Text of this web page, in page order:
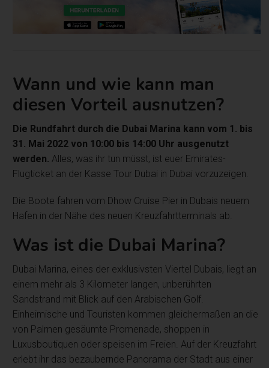
Wann und wie kann man
diesen Vorteil ausnutzen?
Die Rundfahrt durch die Dubai Marina kann vom 1. bis
31. Mai 2022 von 10:00 bis 14:00 Uhr ausgenutzt
werden. Alles, was ihr tun müsst, ist euer Emirates-
Flugticket an der Kasse Tour Dubai in Dubai vorzuzeigen.
Die Boote fahren vom Dhow Cruise Pier in Dubais neuem
Hafen in der Nähe des neuen Kreuzfahrtterminals ab.
Was ist die Dubai Marina?
Dubai Marina, eines der exklusivsten Viertel Dubais, liegt an
einem mehr als 3 Kilometer langen, unberührten
Sandstrand mit Blick auf den Arabischen Golf.
Einheimische und Touristen kommen gleichermaßen an die
von Palmen gesäumte Promenade, shoppen in
Luxusboutiquen oder speisen im Freien. Auf der Kreuzfahrt
erlebt ihr das bezaubernde Panorama der Stadt aus einer